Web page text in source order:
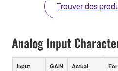
Trouver des
Analog Input
Input
GAIN
Actual
For